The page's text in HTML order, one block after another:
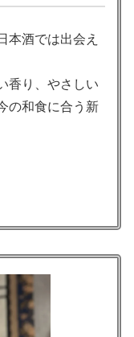
本酒では出会え
香り、やさしい
の和食に合う新